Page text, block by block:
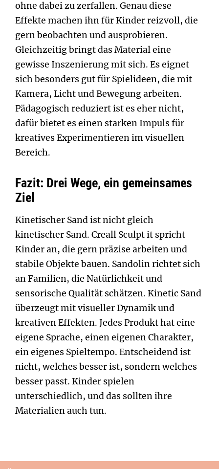
ohne dabei zu zerfallen. Genau diese
Effekte machen ihn für Kinder reizvoll, die
gern beobachten und ausprobieren.
Gleichzeitig bringt das Material eine
gewisse Inszenierung mit sich. Es eignet
sich besonders gut für Spielideen, die mit
Kamera, Licht und Bewegung arbeiten.
Pädagogisch reduziert ist es eher nicht,
dafür bietet es einen starken Impuls für
kreatives Experimentieren im visuellen
Bereich.
Fazit: Drei Wege, ein gemeinsames
Ziel
Kinetischer Sand ist nicht gleich
kinetischer Sand. Creall Sculpt it spricht
Kinder an, die gern präzise arbeiten und
stabile Objekte bauen. Sandolin richtet sich
an Familien, die Natürlichkeit und
sensorische Qualität schätzen. Kinetic Sand
überzeugt mit visueller Dynamik und
kreativen Effekten. Jedes Produkt hat eine
eigene Sprache, einen eigenen Charakter,
ein eigenes Spieltempo. Entscheidend ist
nicht, welches besser ist, sondern welches
besser passt. Kinder spielen
unterschiedlich, und das sollten ihre
Materialien auch tun.